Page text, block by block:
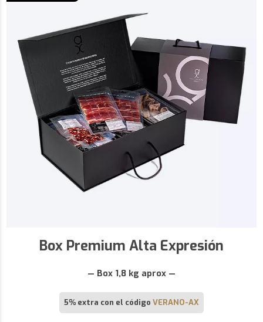
Box Premium Alta Expresión
— Box 1,8 kg aprox —
5% extra con el código VERANO-AX